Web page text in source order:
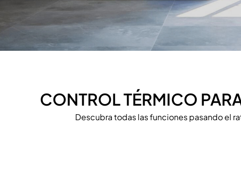
CONTROL TÉRMICO
Descubra todas las funciones pasando el